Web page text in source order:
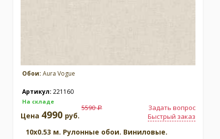
Обои: Aura Vogue
Артикул: 221160
На складе
Задать вопрос
Быстрый заказ
Цена 4990 руб.
5590a
10x0.53 м. Рулонные обои. Виниловые.